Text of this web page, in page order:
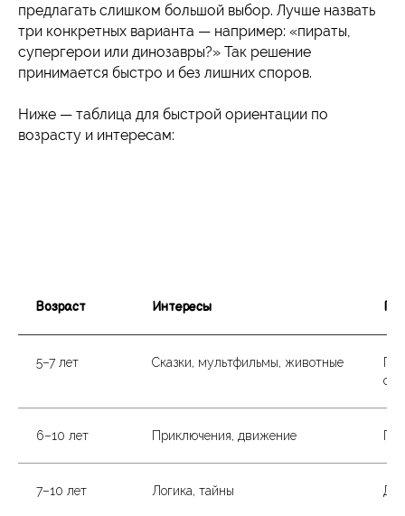
предлагать слишком большой выбор. Лучше назвать
три конкретных варианта — например: «пираты,
супергерои или динозавры?» Так решение
принимается быстро и без лишних споров.
Ниже — таблица для быстрой ориентации по
возрасту и интересам:
Возраст Интересы
5–7 лет Сказки, мультфильмы, животные
6–10 лет Приключения, движение
7–10 лет Логика, тайны
Пользовательское соглашение